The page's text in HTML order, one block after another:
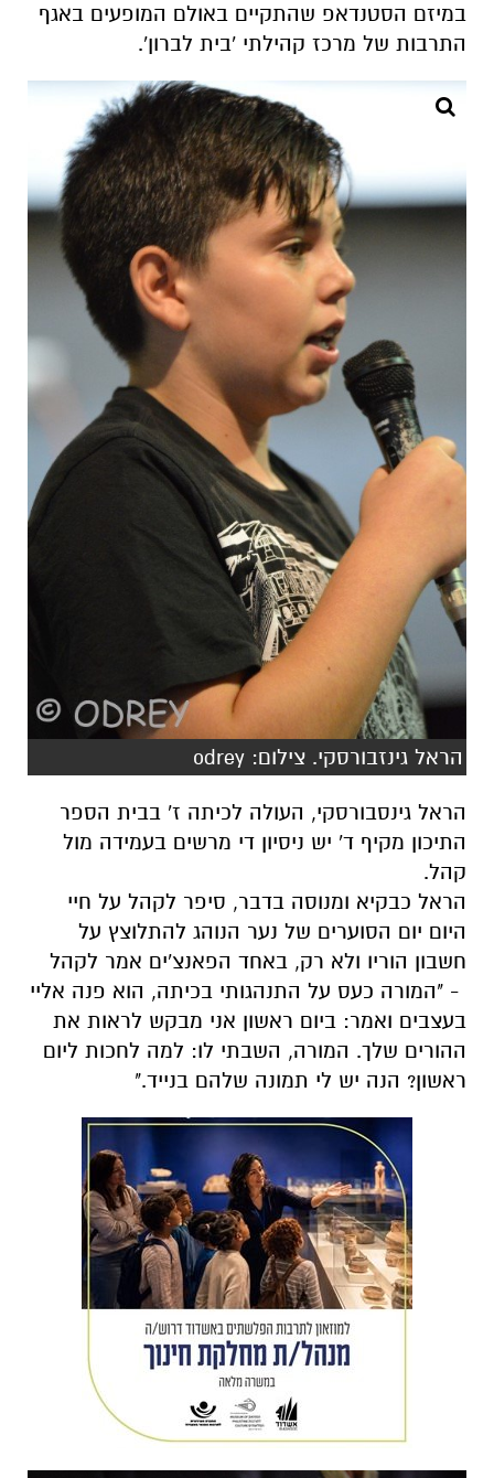
במיזם הסטנדאפ שהתקיים באולם המופעים באגף
התרבות של מרכז קהילתי 'בית לברון'.
הראל גינזבורסקי. צילום: odrey
הראל גינסבורסקי, העולה לכיתה ז' בבית הספר
התיכון מקיף ד' יש ניסיון די מרשים בעמידה מול
קהל.
הראל כבקיא ומנוסה בדבר, סיפר לקהל על חיי
היום יום הסוערים של נער הנוהג להתלוצץ על
חשבון הוריו ולא רק, באחד הפאנצ'ים אמר לקהל
- "המורה כעס על התנהגותי בכיתה, הוא פנה אליי
בעצבים ואמר: ביום ראשון אני מבקש לראות את
ההורים שלך. המורה, השבתי לו: למה לחכות ליום
ראשון? הנה יש לי תמונה שלהם בנייד."